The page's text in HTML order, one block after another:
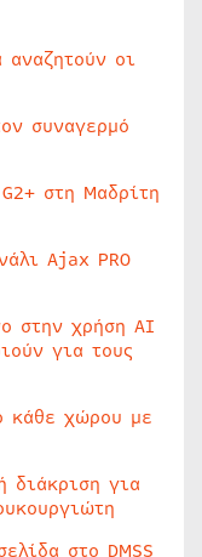
αναζητούν οι
συναγερμό
στη Μαδρίτη
Ajax PRO
στην χρήση AI
για τους
κάθε χώρου με
για
στο DMSS